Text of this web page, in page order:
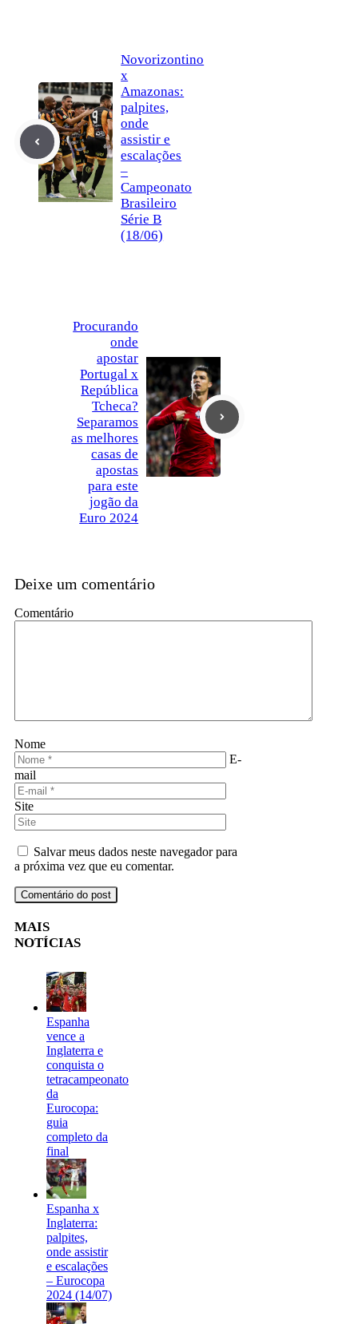
Novorizontino
x
Amazonas:
palpites,
onde
assistir e
escalações
–
Campeonato
Brasileiro
Série B
(18/06)
Procurando
onde
apostar
Portugal x
República
Tcheca?
Separamos
as melhores
casas de
apostas
para este
jogão da
Euro 2024
Deixe um comentário
Comentário
Nome
E-
mail
Site
Salvar meus dados neste navegador para
a próxima vez que eu comentar.
MAIS
NOTÍCIAS
Espanha
vence a
Inglaterra e
conquista o
tetracampeonato
da
Eurocopa:
guia
completo da
final
Espanha x
Inglaterra:
palpites,
onde assistir
e escalações
– Eurocopa
2024 (14/07)